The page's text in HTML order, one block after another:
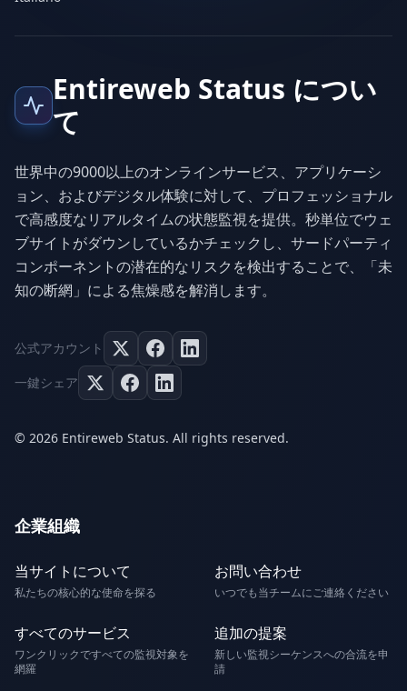
Entireweb Status につい
て
世界中の9000以上のオンラインサービス、アプリケーシ
ョン、およびデジタル体験に対して、プロフェッショナル
で高感度なリアルタイムの状態監視を提供。秒単位でウェ
ブサイトがダウンしているかチェックし、サードパーティ
コンポーネントの潜在的なリスクを検出することで、「未
知の断網」による焦燥感を解消します。
公式アカウント
一鍵シェア
© 2026 Entireweb Status. All rights reserved.
企業組織
当サイトについて
私たちの核心的な使命を探る
お問い合わせ
いつでも当チームにご連絡ください
すべてのサービス
ワンクリックですべての監視対象を
網羅
追加の提案
新しい監視シーケンスへの合流を申
請